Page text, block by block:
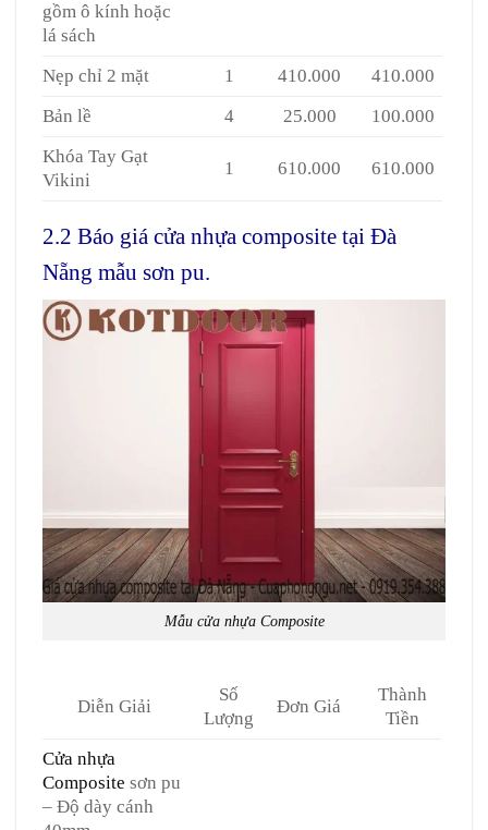
gồm ô kính hoặc
lá sách
Nẹp chỉ 2 mặt 1 410.000
410.000
Bản lề
4 25.000
100.000
Khóa Tay Gạt
Vikini
1 610.000 610.000
2.2 Báo giá cửa nhựa composite tại Đà
Nẵng mẫu sơn pu.
Mẫu cửa nhựa Composite
Diễn Giải
Số
Lượng
Đơn Giá
Thành
Tiền
Cửa nhựa
Composite sơn pu
– Độ dày cánh